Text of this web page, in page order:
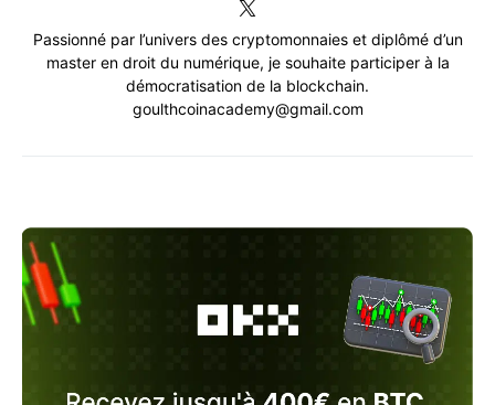
Passionné par l’univers des cryptomonnaies et diplômé d’un
master en droit du numérique, je souhaite participer à la
démocratisation de la blockchain.
goulthcoinacademy@gmail.com